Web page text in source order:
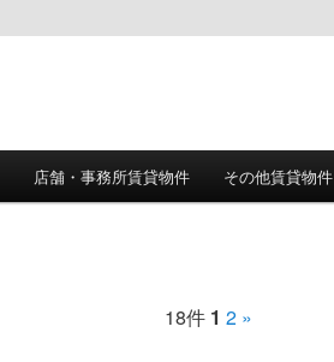
店舗・事務所賃貸物件 その他賃貸物件
18件 1 2 »